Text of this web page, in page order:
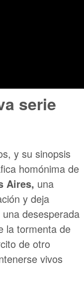
serie
y su sinopsis
homónima de
Aires, una
y deja
desesperada
la tormenta de
de otro
vivos